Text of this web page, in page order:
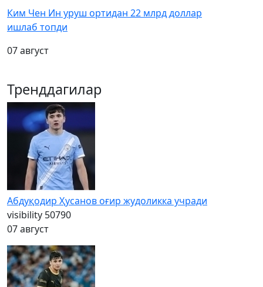
Ким Чен Ин уруш ортидан 22 млрд доллар
ишлаб топди
07 август
Тренддагилар
Абдуқодир Ҳусанов оғир жудоликка учради
visibility 50790
07 август